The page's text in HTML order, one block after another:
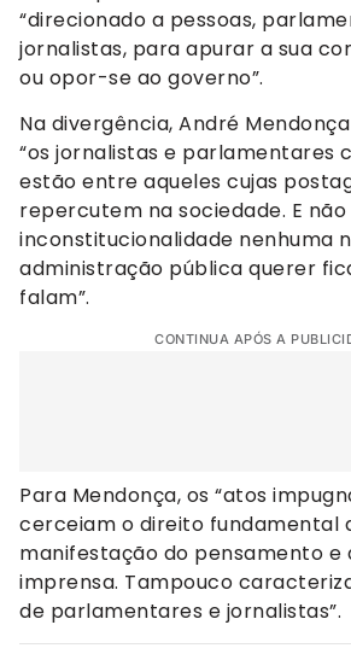
“direcionado a pessoas,
jornalistas, para apurar a sua
ou opor-se ao governo”.
Na divergência, André
“os jornalistas e parlamentares
estão entre aqueles cujas
repercutem na sociedade. E não
inconstitucionalidade nenhuma
administração pública querer
falam”.
CONTINUA APÓS A
Para Mendonça, os “atos
cerceiam o direito fundamental
manifestação do pensamento e
imprensa. Tampouco
de parlamentares e jornalistas”.